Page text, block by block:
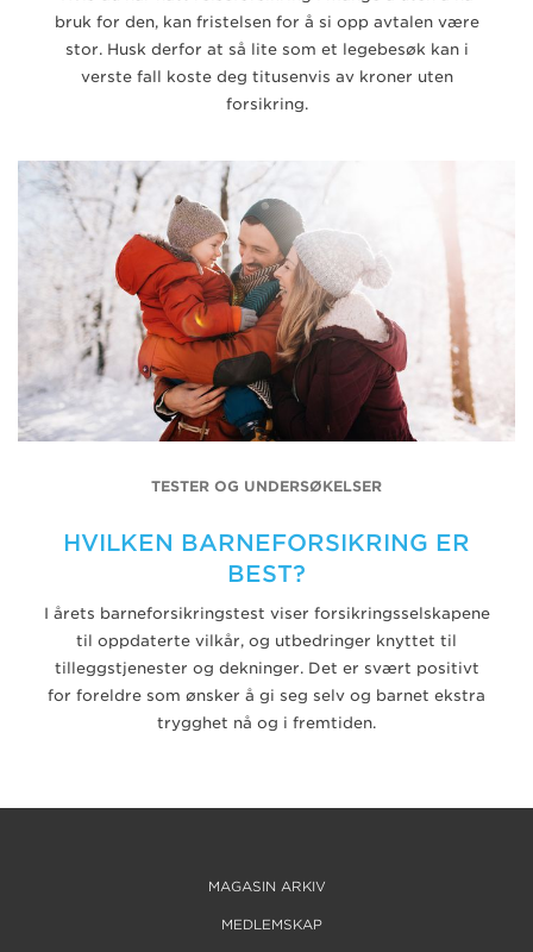
bruk for den, kan fristelsen for å si opp avtalen være
stor. Husk derfor at så lite som et legebesøk kan i
verste fall koste deg titusenvis av kroner uten
forsikring.
TESTER OG UNDERSØKELSER
HVILKEN BARNEFORSIKRING ER
BEST?
I årets barneforsikringstest viser forsikringsselskapene
til oppdaterte vilkår, og utbedringer knyttet til
tilleggstjenester og dekninger. Det er svært positivt
for foreldre som ønsker å gi seg selv og barnet ekstra
trygghet nå og i fremtiden.
MAGASIN ARKIV
MEDLEMSKAP